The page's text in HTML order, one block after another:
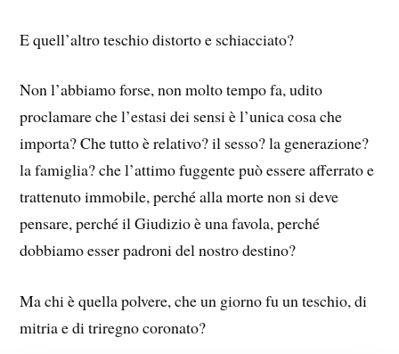
E quell’altro teschio distorto e schiacciato?
Non l’abbiamo forse, non molto tempo fa, udito
proclamare che l’estasi dei sensi è l’unica cosa che
importa? Che tutto è relativo? il sesso? la generazione?
la famiglia? che l’attimo fuggente può essere afferrato e
trattenuto immobile, perché alla morte non si deve
pensare, perché il Giudizio è una favola, perché
dobbiamo esser padroni del nostro destino?
Ma chi è quella polvere, che un giorno fu un teschio, di
mitria e di triregno coronato?